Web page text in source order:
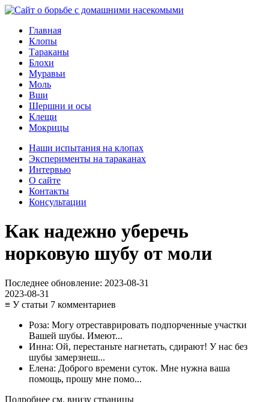
Главная
Клопы
Тараканы
Блохи
Муравьи
Моль
Вши
Шершни и осы
Клещи
Мокрицы
Наши испытания на клопах
Эксперименты на тараканах
Интервью
О сайте
Контакты
Консультации
Как надежно уберечь
норковую шубу от моли
Последнее обновление: 2023-08-31
2023-08-31
≡ У статьи 7 комментариев
Роза: Могу отреставрировать подпорченные участки
Вашей шубы. Имеют...
Инна: Ой, перестаньте нагнетать, сдирают! У нас без
шубы замерзнеш...
Елена: Доброго времени суток. Мне нужна ваша
помощь, прошу мне помо...
Подробнее см. внизу страницы